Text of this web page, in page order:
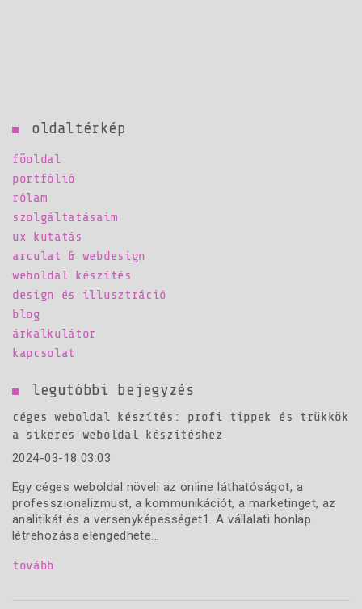
oldaltérkép
főoldal
portfólió
rólam
szolgáltatásaim
ux kutatás
arculat & webdesign
weboldal készítés
design és illusztráció
blog
árkalkulátor
kapcsolat
legutóbbi bejegyzés
céges weboldal készítés: profi tippek és trükkök
a sikeres weboldal készítéshez
2024-03-18 03:03
Egy céges weboldal növeli az online láthatóságot, a
professzionalizmust, a kommunikációt, a marketinget, az
analitikát és a versenyképességet1. A vállalati honlap
létrehozása elengedhete...
tovább